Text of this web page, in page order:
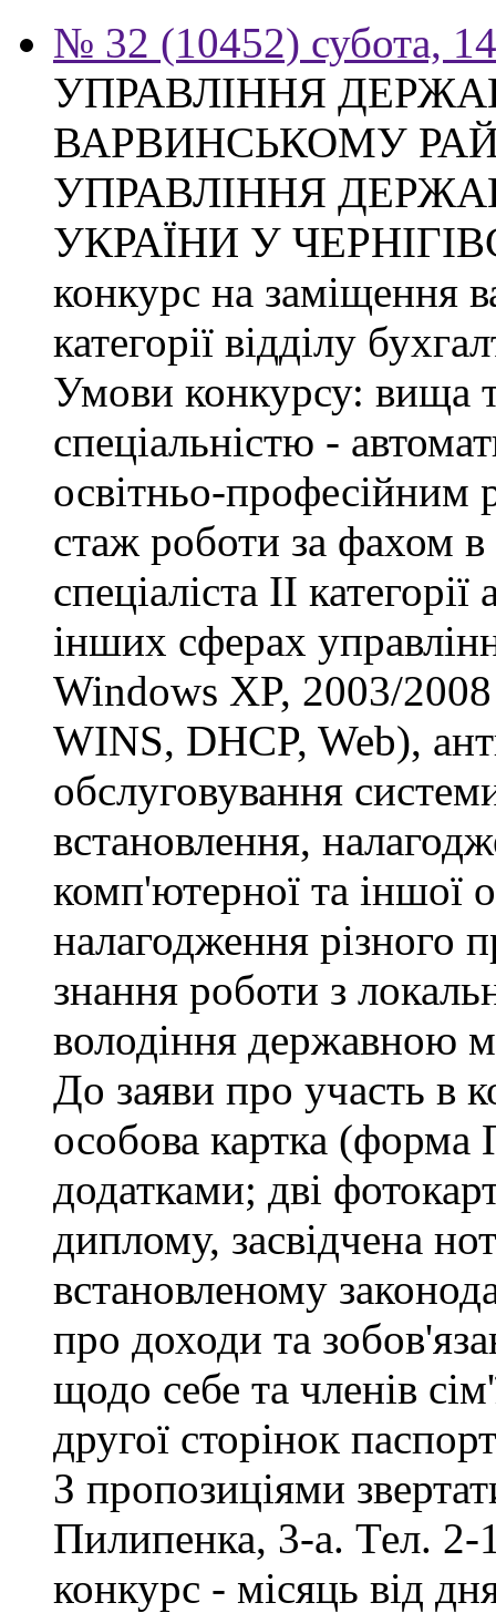
№ 32 (10452) субота,
УПРАВЛІННЯ
ВАРВИНСЬКОМУ
УПРАВЛІННЯ
УКРАЇНИ У
конкурс на заміщення
категорії відділу
Умови конкурсу: вища
спеціальністю -
освітньо-професійним
стаж роботи за фахом в
спеціаліста ІІ
інших сферах
Windows XP, 2003/
WINS, DHCP, Web),
обслуговування
встановлення,
комп'ютерної та іншої
налагодження різного
знання роботи з
володіння державною
До заяви про участь в
особова картка
додатками; дві
диплому, засвідчена
встановленому
про доходи та
щодо себе та членів
другої сторінок
З пропозиціями
Пилипенка, 3-а. Тел. 2-
конкурс - місяць від